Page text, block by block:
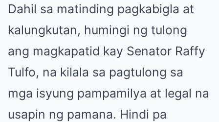
Dahil sa matinding pagkabigla at
kalungkutan, humingi ng tulong
ang magkapatid kay Senator Raffy
Tulfo, na kilala sa pagtulong sa
mga isyung pampamilya at legal na
usapin ng pamana. Hindi pa